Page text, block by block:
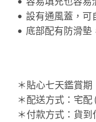
• 設有通風蓋，可
• 底部配有防滑墊
＊貼心七天鑑賞期
＊配送方式：宅配
＊付款方式：貨